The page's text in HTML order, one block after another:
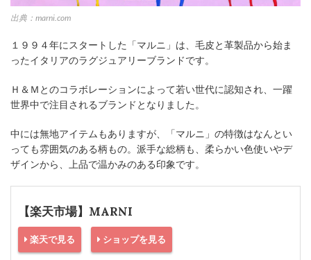
出典：marni.com
１９９４年にスタートした「マルニ」は、毛皮と革製品から始ま
ったイタリアのラグジュアリーブランドです。
Ｈ＆Ｍとのコラボレーションによって若い世代に認知され、一躍
世界中で注目されるブランドとなりました。
中には無地アイテムもありますが、「マルニ」の特徴はなんとい
っても雰囲気のある柄もの。派手な総柄も、柔らかい色使いやデ
ザインから、上品で温かみのある印象です。
【楽天市場】MARNI
楽天で見る ショップを見る